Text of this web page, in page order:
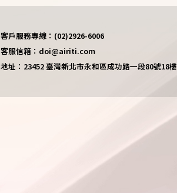
客戶服務專線：(02)2926-6006
客服信箱：doi@airiti.com
地址：23452 臺灣新北市永和區成功路一段80號18樓